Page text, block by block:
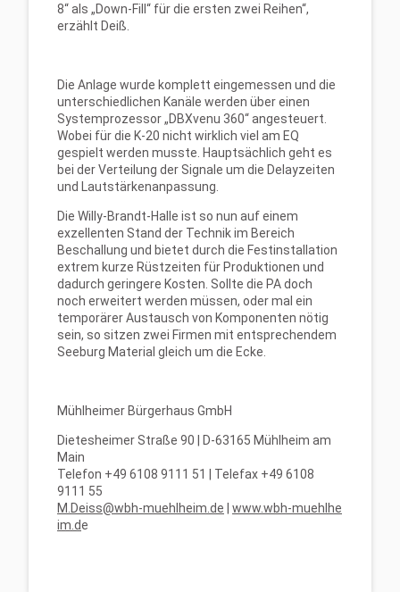
8“ als „Down-Fill“ für die ersten zwei Reihen“,
erzählt Deiß.
Die Anlage wurde komplett eingemessen und die
unterschiedlichen Kanäle werden über einen
Systemprozessor „DBXvenu 360“ angesteuert.
Wobei für die K-20 nicht wirklich viel am EQ
gespielt werden musste. Hauptsächlich geht es
bei der Verteilung der Signale um die Delayzeiten
und Lautstärkenanpassung.
Die Willy-Brandt-Halle ist so nun auf einem
exzellenten Stand der Technik im Bereich
Beschallung und bietet durch die Festinstallation
extrem kurze Rüstzeiten für Produktionen und
dadurch geringere Kosten. Sollte die PA doch
noch erweitert werden müssen, oder mal ein
temporärer Austausch von Komponenten nötig
sein, so sitzen zwei Firmen mit entsprechendem
Seeburg Material gleich um die Ecke.
Mühlheimer Bürgerhaus GmbH
Dietesheimer Straße 90 | D-63165 Mühlheim am
Main
Telefon +49 6108 9111 51 | Telefax +49 6108
9111 55
M.Deiss@wbh-muehlheim.de
www.wbh-muehlhe
im.de